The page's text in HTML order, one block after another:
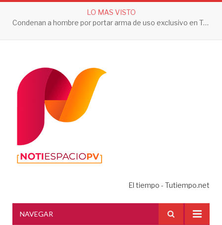
LO MAS VISTO
Condenan a hombre por portar arma de uso exclusivo en Tepic
El tiempo - Tutiempo.net
NAVEGAR